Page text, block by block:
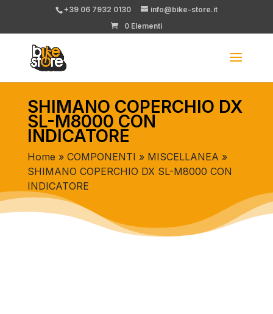
+39 06 7932 0130
info@bike-store.it
0 Elementi
SHIMANO COPERCHIO DX
SL-M8000 CON
INDICATORE
Home » COMPONENTI » MISCELLANEA »
SHIMANO COPERCHIO DX SL-M8000 CON
INDICATORE